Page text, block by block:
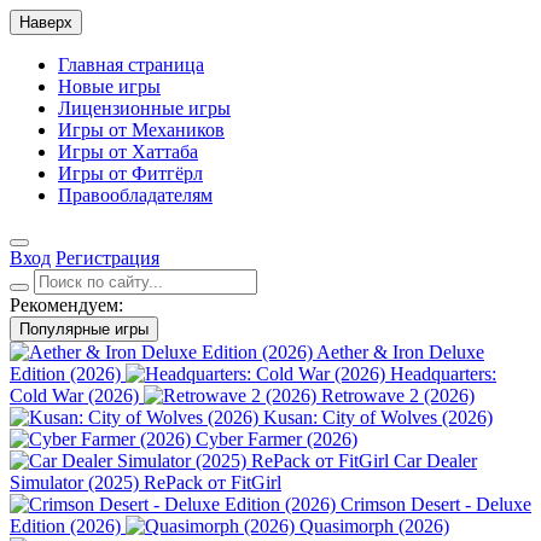
Наверх
Главная страница
Новые игры
Лицензионные игры
Игры от Механиков
Игры от Хаттаба
Игры от Фитгёрл
Правообладателям
Вход Регистрация
Рекомендуем:
Популярные игры
Aether & Iron Deluxe
Edition (2026)
Headquarters:
Cold War (2026)
Retrowave 2 (2026)
Kusan: City of Wolves (2026)
Cyber Farmer (2026)
Car Dealer
Simulator (2025) RePack от FitGirl
Crimson Desert - Deluxe
Edition (2026)
Quasimorph (2026)